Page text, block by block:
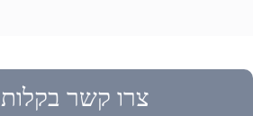
צרו קשר בקלות